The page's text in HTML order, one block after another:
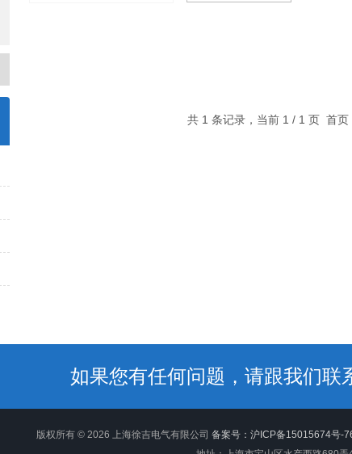
共 1 条记录，当前 1 / 1 页 首
如果您有任何问题，请跟我们联
版权所有 © 2026 上海徐吉电气有限公司 备案号：沪ICP备15015674号-